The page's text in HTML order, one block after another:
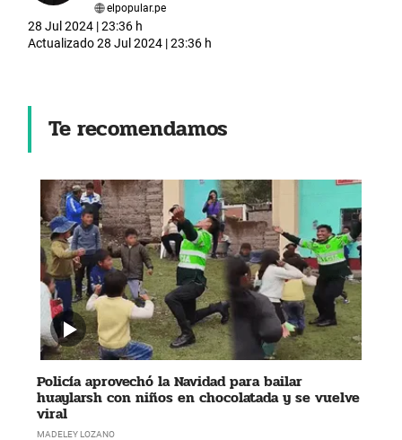
elpopular.pe
28 Jul 2024 | 23:36 h
Actualizado28 Jul 2024 | 23:36 h
Te recomendamos
Policía aprovechó la Navidad para bailar
huaylarsh con niños en chocolatada y se vuelve
viral
MADELEY LOZANO